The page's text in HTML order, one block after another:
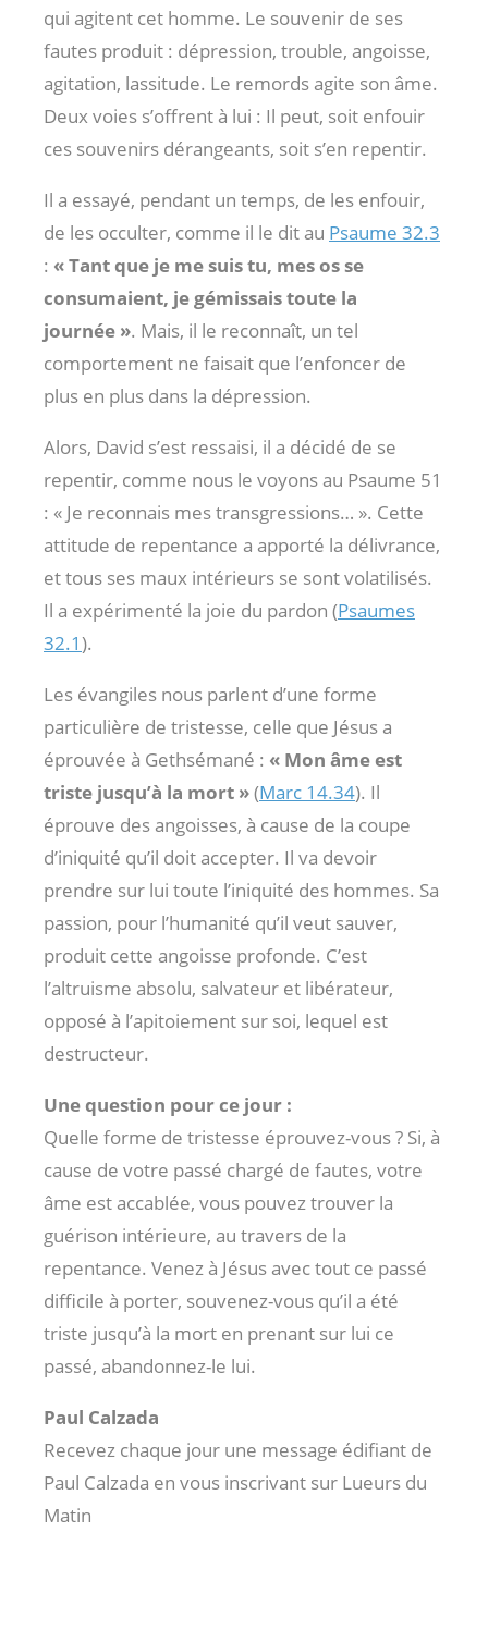
qui agitent cet homme. Le souvenir de ses
fautes produit : dépression, trouble, angoisse,
agitation, lassitude. Le remords agite son âme.
Deux voies s’offrent à lui : Il peut, soit enfouir
ces souvenirs dérangeants, soit s’en repentir.
Il a essayé, pendant un temps, de les enfouir,
de les occulter, comme il le dit au Psaume 32.3
: « Tant que je me suis tu, mes os se
consumaient, je gémissais toute la
journée ». Mais, il le reconnaît, un tel
comportement ne faisait que l’enfoncer de
plus en plus dans la dépression.
Alors, David s’est ressaisi, il a décidé de se
repentir, comme nous le voyons au Psaume 51
: « Je reconnais mes transgressions… ». Cette
attitude de repentance a apporté la délivrance,
et tous ses maux intérieurs se sont volatilisés.
Il a expérimenté la joie du pardon (Psaumes
32.1).
Les évangiles nous parlent d’une forme
particulière de tristesse, celle que Jésus a
éprouvée à Gethsémané : « Mon âme est
triste jusqu’à la mort »(Marc 14.34). Il
éprouve des angoisses, à cause de la coupe
d’iniquité qu’il doit accepter. Il va devoir
prendre sur lui toute l’iniquité des hommes. Sa
passion, pour l’humanité qu’il veut sauver,
produit cette angoisse profonde. C’est
l’altruisme absolu, salvateur et libérateur,
opposé à l’apitoiement sur soi, lequel est
destructeur.
Une question pour ce jour :
Quelle forme de tristesse éprouvez-vous ? Si, à
cause de votre passé chargé de fautes, votre
âme est accablée, vous pouvez trouver la
guérison intérieure, au travers de la
repentance. Venez à Jésus avec tout ce passé
difficile à porter, souvenez-vous qu’il a été
triste jusqu’à la mort en prenant sur lui ce
passé, abandonnez-le lui.
Paul Calzada
Recevez chaque jour une message édifiant de
Paul Calzada en vous inscrivant sur Lueurs du
Matin